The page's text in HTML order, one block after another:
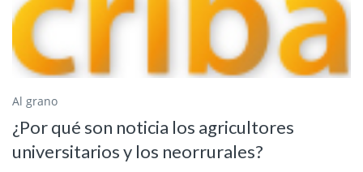
Al grano
¿Por qué son noticia los agricultores
universitarios y los neorrurales?